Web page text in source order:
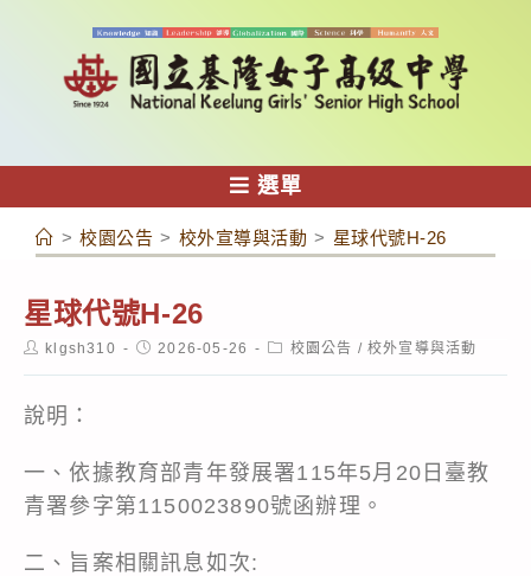
容
選單
> 校園公告 > 校外宣導與活動 > 星球代號H-26
星球代號H-26
Postklgsh310
Post2026-05-26
Post校園公告 / 校外宣導與活動
說明：
一、依據教育部青年發展署115年5月20日臺教
青署參字第1150023890號函辦理。
二、旨案相關訊息如次: